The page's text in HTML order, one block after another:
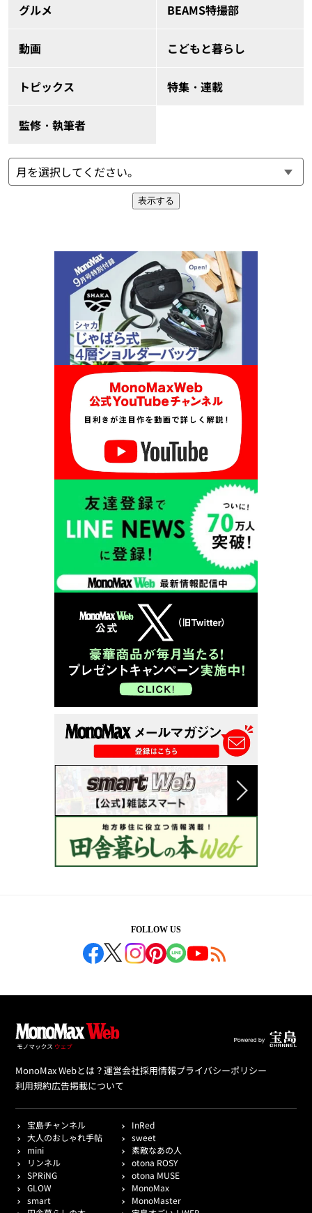
グルメ BEAMS特撮部
動画 こどもと暮らし
トピックス 特集・連載
監修・執筆者
表示する
FOLLOW US
MonoMax Webとは？運営会社採用情報プライバシーポリシー
利用規約広告掲載について
宝島チャンネル
InRed
大人のおしゃれ手帖
sweet
mini
素敵なあの人
リンネル
otona ROSY
SPRiNG
otona MUSE
GLOW
MonoMax
smart
MonoMaster